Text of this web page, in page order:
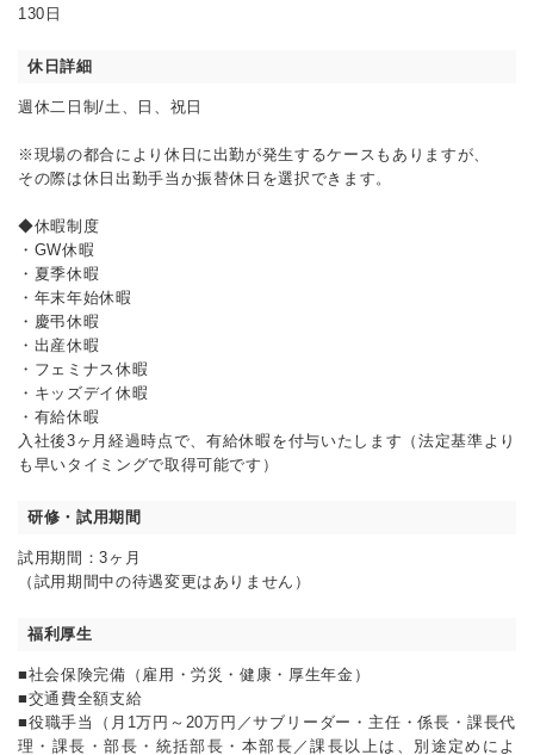
130日
休日詳細
週休二日制/土、日、祝日
※現場の都合により休日に出勤が発生するケースもありますが、
その際は休日出勤手当か振替休日を選択できます。
◆休暇制度
・GW休暇
・夏季休暇
・年末年始休暇
・慶弔休暇
・出産休暇
・フェミナス休暇
・キッズデイ休暇
・有給休暇
入社後3ヶ月経過時点で、有給休暇を付与いたします（法定基準より
も早いタイミングで取得可能です）
研修・試用期間
試用期間：3ヶ月
（試用期間中の待遇変更はありません）
福利厚生
■社会保険完備（雇用・労災・健康・厚生年金）
■交通費全額支給
■役職手当（月1万円～20万円／サブリーダー・主任・係長・課長代
理・課長・部長・統括部長・本部長／課長以上は、別途定めによ